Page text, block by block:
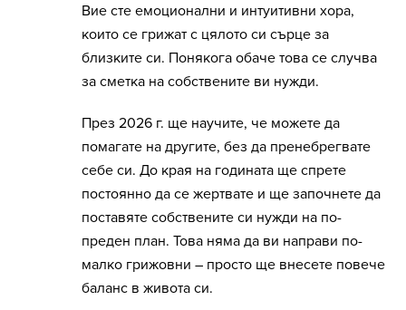
Вие сте емоционални и интуитивни хора,
които се грижат с цялото си сърце за
близките си. Понякога обаче това се случва
за сметка на собствените ви нужди.
През 2026 г. ще научите, че можете да
помагате на другите, без да пренебрегвате
себе си. До края на годината ще спрете
постоянно да се жертвате и ще започнете да
поставяте собствените си нужди на по-
преден план. Това няма да ви направи по-
малко грижовни – просто ще внесете повече
баланс в живота си.